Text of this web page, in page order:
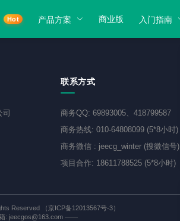
Hot 产品方案 商业版 入门指南
联系方式
商务QQ: 69893005、418799587
商务热线: 010-64808099 (5*8小时)
商务微信 : jeecg_winter (搜微信号)
项目合作: 18611788525 (5*8小时)
Reserved
（京ICP备12013567号-3）
——